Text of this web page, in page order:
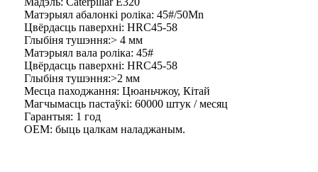
Матэрыял абалонкі роліка: 45#/50Mn
Цвёрдасць паверхні: HRC45-58
Глыбіня тушэння:> 4 мм
Матэрыял вала роліка: 45#
Цвёрдасць паверхні: HRC45-58
Глыбіня тушэння:>2 мм
Месца паходжання: Цюаньчжоу, Кітай
Магчымасць пастаўкі: 60000 штук / месяц
Гарантыя: 1 год
OEM: быць цалкам наладжаным.